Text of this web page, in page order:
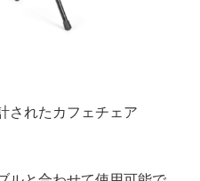
されたカフェチェア